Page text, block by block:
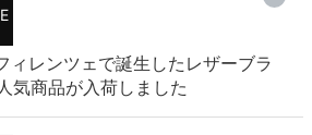
ィレンツェで誕生したレザーブラ
気商品が入荷しました